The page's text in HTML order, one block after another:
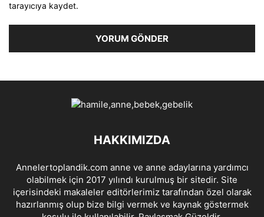
tarayıcıya kaydet.
HAKKIMIZDA
Annelertoplandik.com anne ve anne adaylarına yardımcı
olabilmek için 2017 yılındı kurulmuş bir sitedir. Site
içerisindeki makaleler editörlerimiz tarafından özel olarak
hazırlanmış olup bize bilgi vermek ve kaynak göstermek